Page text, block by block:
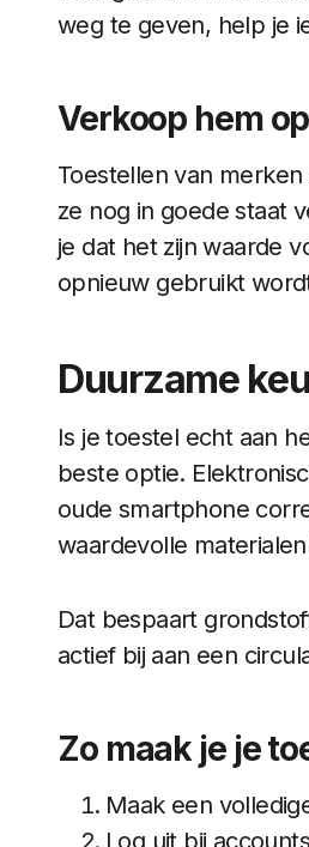
weg te geven, help je
Verkoop hem
Toestellen van
ze nog in goede staat
je dat het zijn waarde
opnieuw gebruikt
Duurzame
Is je toestel echt aan
beste optie.
oude smartphone
waardevolle
Dat bespaart
actief bij aan een
Zo maak je je
Maak een
Log uit bij